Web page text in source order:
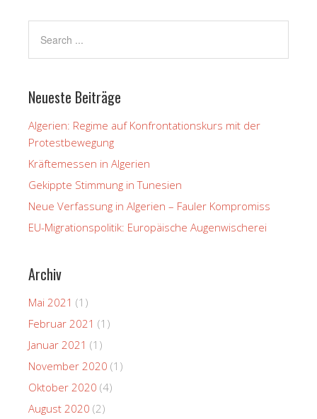
Neueste Beiträge
Algerien: Regime auf Konfrontationskurs mit der
Protestbewegung
Kräftemessen in Algerien
Gekippte Stimmung in Tunesien
Neue Verfassung in Algerien – Fauler Kompromiss
EU-Migrationspolitik: Europäische Augenwischerei
Archiv
Mai 2021 (1)
Februar 2021 (1)
Januar 2021 (1)
November 2020 (1)
Oktober 2020 (4)
August 2020 (2)